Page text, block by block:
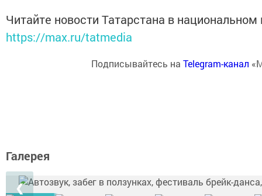
Читайте новости Татарстана в
https://max.ru/tatmedia
Подписывайтесь на Telegram-канал
Галерея
❮